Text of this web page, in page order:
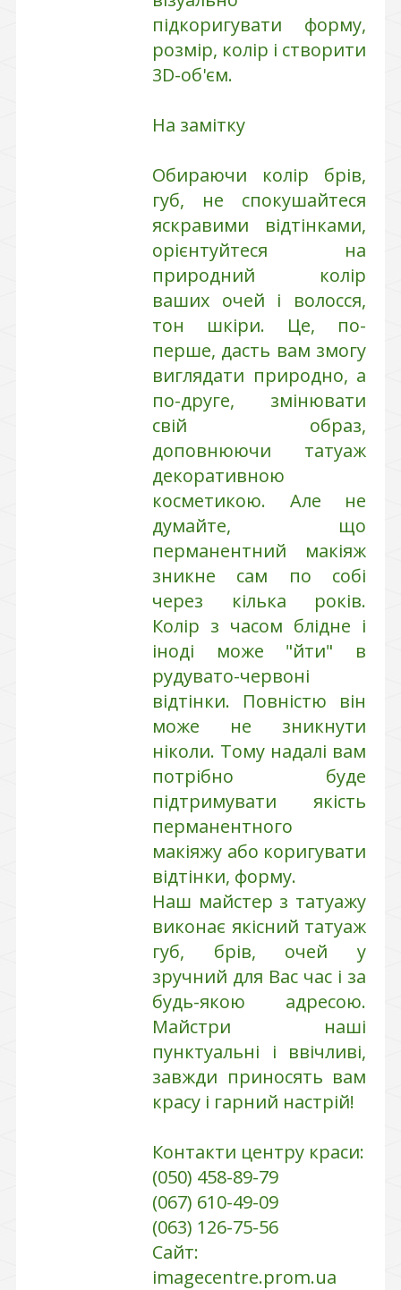
підкоригувати форму,
розмір, колір і створити
3D-об'єм.
На замітку
Обираючи колір брів,
губ, не спокушайтеся
яскравими відтінками,
орієнтуйтеся на
природний колір
ваших очей і волосся,
тон шкіри. Це, по-
перше, дасть вам змогу
виглядати природно, а
по-друге, змінювати
свій образ,
доповнюючи татуаж
декоративною
косметикою. Але не
думайте, що
перманентний макіяж
зникне сам по собі
через кілька років.
Колір з часом блідне і
іноді може "йти" в
рудувато-червоні
відтінки. Повністю він
може не зникнути
ніколи. Тому надалі вам
потрібно буде
підтримувати якість
перманентного
макіяжу або коригувати
відтінки, форму.
Наш майстер з татуажу
виконає якісний татуаж
губ, брів, очей у
зручний для Вас час і за
будь-якою адресою.
Майстри наші
пунктуальні і ввічливі,
завжди приносять вам
красу і гарний настрій!
Контакти центру краси:
(050) 458-89-79
(067) 610-49-09
(063) 126-75-56
Сайт:
imagecentre.prom.ua